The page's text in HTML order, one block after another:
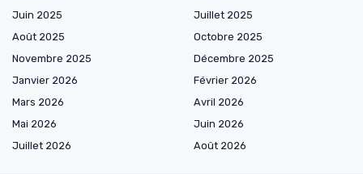
Juin 2025
Juillet 2025
Août 2025
Octobre 2025
Novembre 2025
Décembre 2025
Janvier 2026
Février 2026
Mars 2026
Avril 2026
Mai 2026
Juin 2026
Juillet 2026
Août 2026